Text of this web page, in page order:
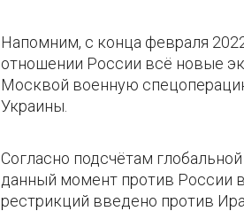
Напомним, с конца февраля
отношении России всё новые
Москвой военную
Украины.
Согласно подсчётам
данный момент против России
рестрикций введено против